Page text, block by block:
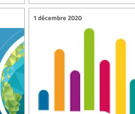
1 décembre 2020